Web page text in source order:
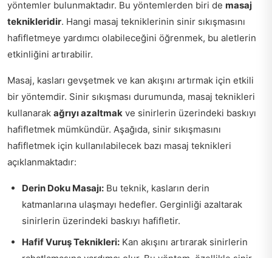
yöntemler bulunmaktadır. Bu yöntemlerden biri de masaj
teknikleridir. Hangi masaj tekniklerinin sinir sıkışmasını
hafifletmeye yardımcı olabileceğini öğrenmek, bu aletlerin
etkinliğini artırabilir.
Masaj, kasları gevşetmek ve kan akışını artırmak için etkili
bir yöntemdir. Sinir sıkışması durumunda, masaj teknikleri
kullanarak ağrıyı azaltmak ve sinirlerin üzerindeki baskıyı
hafifletmek mümkündür. Aşağıda, sinir sıkışmasını
hafifletmek için kullanılabilecek bazı masaj teknikleri
açıklanmaktadır:
Derin Doku Masajı: Bu teknik, kasların derin
katmanlarına ulaşmayı hedefler. Gerginliği azaltarak
sinirlerin üzerindeki baskıyı hafifletir.
Hafif Vuruş Teknikleri: Kan akışını artırarak sinirlerin